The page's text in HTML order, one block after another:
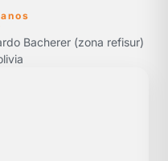
Bacherer (zona refisur)